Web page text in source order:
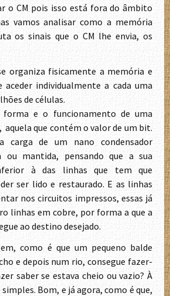
o CM pois isso está fora do âmbito
vamos analisar como a memória
os sinais que o CM lhe envia, os
organiza fisicamente a memória e
aceder individualmente a cada uma
de células.
forma e o funcionamento de uma
que contém o valor de um bit.
carga de um nano condensador
ou mantida, pensando que a sua
à das linhas que tem que
ser lido e restaurado. E as linhas
nos circuitos impressos, essas já
linhas em cobre, por forma a que a
ao destino desejado.
como é que um pequeno balde
e depois num rio, consegue fazer-
saber se estava cheio ou vazio? À
Bom, e já agora, como é que,